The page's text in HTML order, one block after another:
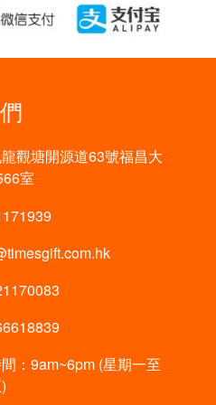
觀塘開源道63號福昌大
室
：9am~6pm (星期一至